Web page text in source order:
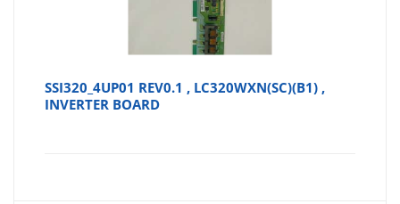
SSI320_4UP01 REV0.1 , LC320WXN(SC)(B1) ,
INVERTER BOARD